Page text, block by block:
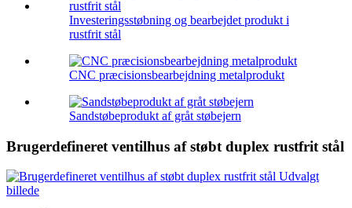
Investeringsstøbning og bearbejdet produkt i
rustfrit stål
CNC præcisionsbearbejdning metalprodukt
Sandstøbeprodukt af gråt støbejern
Brugerdefineret ventilhus af støbt duplex rustfrit stål